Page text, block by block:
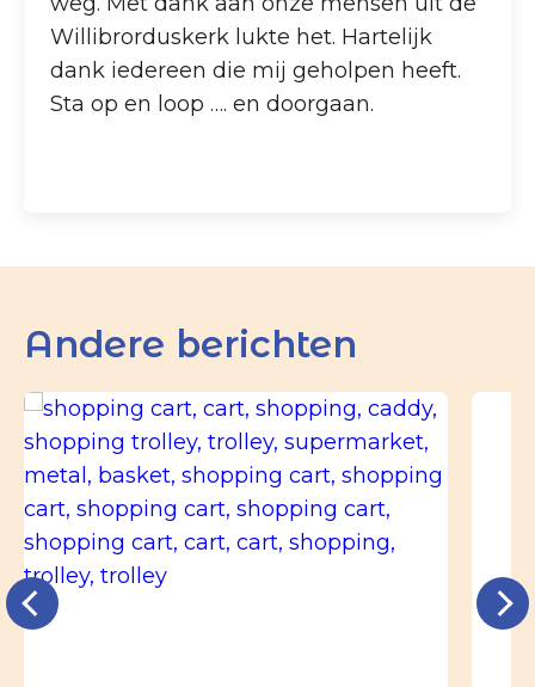
Willibrorduskerk lukte het. Hartelijk
dank iedereen die mij geholpen heeft.
Sta op en loop …. en doorgaan.
Andere berichten